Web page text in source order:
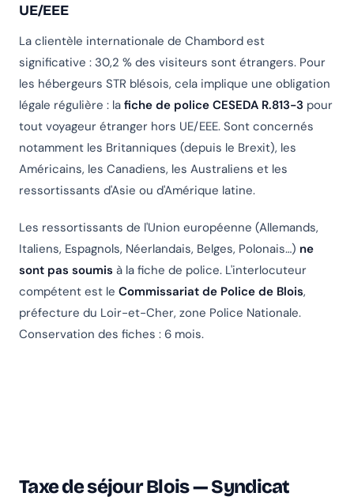
UE/EEE
La clientèle internationale de Chambord est
significative : 30,2 % des visiteurs sont étrangers. Pour
les hébergeurs STR blésois, cela implique une obligation
légale régulière : la fiche de police CESEDA R.813-3 pour
tout voyageur étranger hors UE/EEE. Sont concernés
notamment les Britanniques (depuis le Brexit), les
Américains, les Canadiens, les Australiens et les
ressortissants d'Asie ou d'Amérique latine.
Les ressortissants de l'Union européenne (Allemands,
Italiens, Espagnols, Néerlandais, Belges, Polonais…) ne
sont pas soumis à la fiche de police. L'interlocuteur
compétent est le Commissariat de Police de Blois,
préfecture du Loir-et-Cher, zone Police Nationale.
Conservation des fiches : 6 mois.
Taxe de séjour Blois — Syndicat